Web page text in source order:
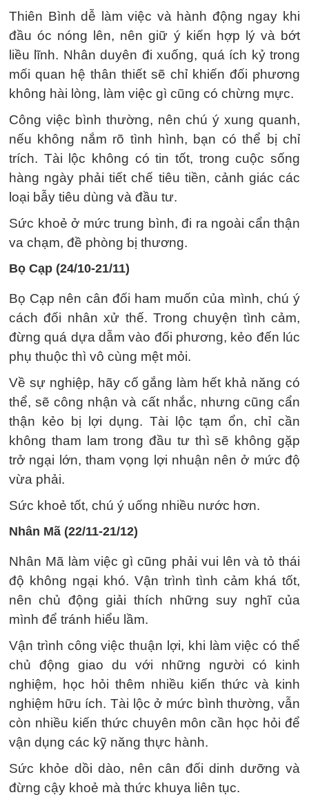
Thiên Bình dễ làm việc và hành động ngay khi
đầu óc nóng lên, nên giữ ý kiến ​​hợp lý và bớt
liều lĩnh. Nhân duyên đi xuống, quá ích kỷ trong
mối quan hệ thân thiết sẽ chỉ khiến đối phương
không hài lòng, làm việc gì cũng có chừng mực.
Công việc bình thường, nên chú ý xung quanh,
nếu không nắm rõ tình hình, bạn có thể bị chỉ
trích. Tài lộc không có tin tốt, trong cuộc sống
hàng ngày phải tiết chế tiêu tiền, cảnh giác các
loại bẫy tiêu dùng và đầu tư.
Sức khoẻ ở mức trung bình, đi ra ngoài cẩn thận
va chạm, đề phòng bị thương.
Bọ Cạp (24/10-21/11)
Bọ Cạp nên cân đối ham muốn của mình, chú ý
cách đối nhân xử thế. Trong chuyện tình cảm,
đừng quá dựa dẫm vào đối phương, kẻo đến lúc
phụ thuộc thì vô cùng mệt mỏi.
Về sự nghiệp, hãy cố gắng làm hết khả năng có
thể, sẽ công nhận và cất nhắc, nhưng cũng cẩn
thận kẻo bị lợi dụng. Tài lộc tạm ổn, chỉ cần
không tham lam trong đầu tư thì sẽ không gặp
trở ngại lớn, tham vọng lợi nhuận nên ở mức độ
vừa phải.
Sức khoẻ tốt, chú ý uống nhiều nước hơn.
Nhân Mã (22/11-21/12)
Nhân Mã làm việc gì cũng phải vui lên và tỏ thái
độ không ngại khó. Vận trình tình cảm khá tốt,
nên chủ động giải thích những suy nghĩ của
mình để tránh hiểu lầm.
Vận trình công việc thuận lợi, khi làm việc có thể
chủ động giao du với những người có kinh
nghiệm, học hỏi thêm nhiều kiến ​​thức và kinh
nghiệm hữu ích. Tài lộc ở mức bình thường, vẫn
còn nhiều kiến ​​thức chuyên môn cần học hỏi để
vận dụng các kỹ năng thực hành.
Sức khỏe dồi dào, nên cân đối dinh dưỡng và
đừng cậy khoẻ mà thức khuya liên tục.